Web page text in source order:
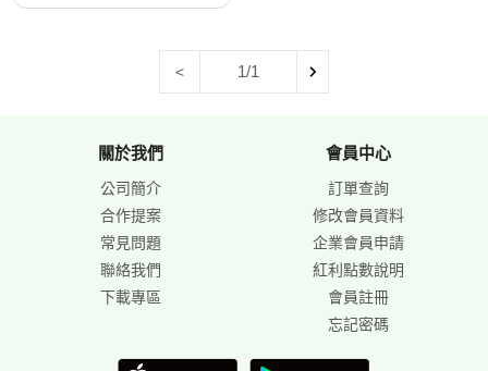
< 1/1
關於我們
公司簡介
合作提案
常見問題
聯絡我們
下載專區
會員中心
訂單查詢
修改會員資料
企業會員申請
紅利點數說明
會員註冊
忘記密碼